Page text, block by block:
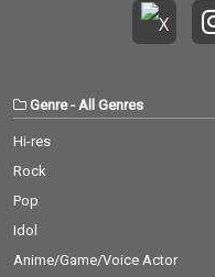
Genre- All Genres
Hi-res
Rock
Pop
Idol
Anime/Game/Voice Actor